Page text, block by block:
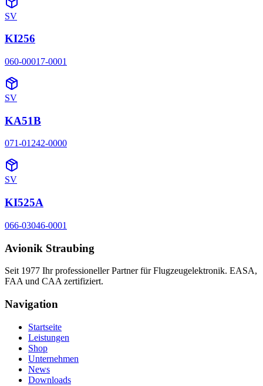
SV
KI256
060-00017-0001
SV
KA51B
071-01242-0000
SV
KI525A
066-03046-0001
Avionik Straubing
Seit 1977 Ihr professioneller Partner für Flugzeugelektronik. EASA,
FAA und CAA zertifiziert.
Navigation
Startseite
Leistungen
Shop
Unternehmen
News
Downloads